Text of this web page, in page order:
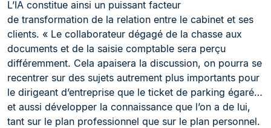
L’IA constitue ainsi un puissant facteur
de transformation de la relation entre le cabinet et ses
clients. « Le collaborateur dégagé de la chasse aux
documents et de la saisie comptable sera perçu
différemment. Cela apaisera la discussion, on pourra se
recentrer sur des sujets autrement plus importants pour
le dirigeant d’entreprise que le ticket de parking égaré…
et aussi développer la connaissance que l’on a de lui,
tant sur le plan professionnel que sur le plan personnel.